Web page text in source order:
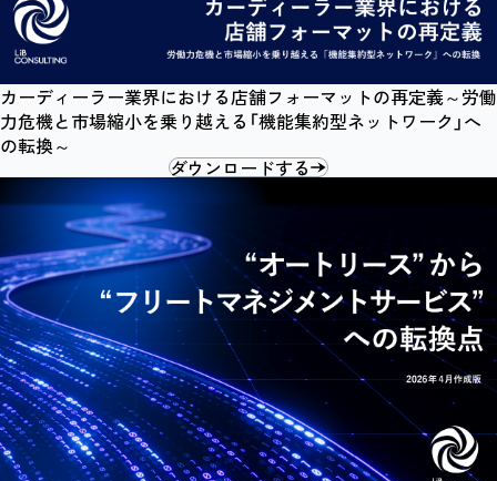
カーディーラー業界における店舗フォーマットの再定義～労働
力危機と市場縮小を乗り越える「機能集約型ネットワーク」へ
の転換～
ダウンロードする